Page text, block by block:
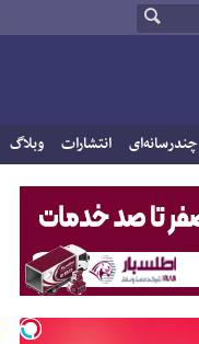
چندرسانه‌ای انتشارات وبلاگ